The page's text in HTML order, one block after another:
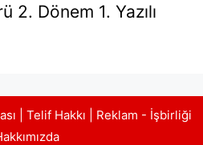
2. Dönem 1. Yazılı
Telif Hakkı
Reklam - İşbirliği